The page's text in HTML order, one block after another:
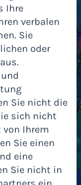
Ihre
verbalen
Sie
oder
Sie nicht die
sich nicht
Ihrem
Sie einen
eine
Sie nicht in